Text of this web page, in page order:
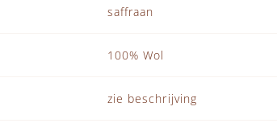
saffraan
100% Wol
zie beschrijving